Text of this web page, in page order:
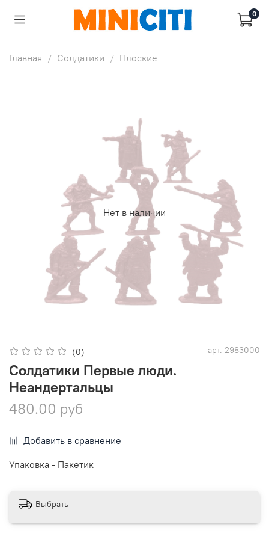
0
Главная Солдатики Плоские
Нет в наличии
(0) арт. 2983000
Солдатики Первые люди.
Неандертальцы
480.00 руб
Добавить в сравнение
Упаковка - Пакетик
Выбрать